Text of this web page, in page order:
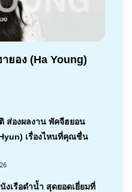
ยอง (Ha Young)
ส่องผลงาน พัคจีฮยอน
เรื่องไหนที่คุณชื่น
งเรือดำน้ำ สุดยอดเยี่ยมที่